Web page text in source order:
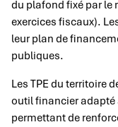
du plafond fixé par le
exercices fiscaux).
leur plan de
publiques.
Les TPE du territoire
outil financier adapté
permettant de